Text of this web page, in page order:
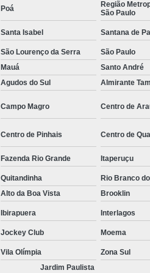
paisagismo
zeladoria
Serviços
terceirizados de
ajudante
Serviços
terceirizados de
Terceirização de
almoxarifes
Terceirização de
cargas e
descargas
Terceirização de
conferentes
Terceirização de
empilhadeiras
Poá
Região
São Paulo
Santa Isabel Santana de
São Lourenço da Serra São Paulo
Mauá Santo André
Agudos do Sul Almirante
Campo Magro Centro de
Centro de Pinhais Centro de
Fazenda Rio Grande Itaperuçu
Quitandinha Rio Branco
Alto da Boa Vista Brooklin
Ibirapuera Interlagos
Jockey Club Moema
Vila Olímpia Zona Sul
Jardim Paulista